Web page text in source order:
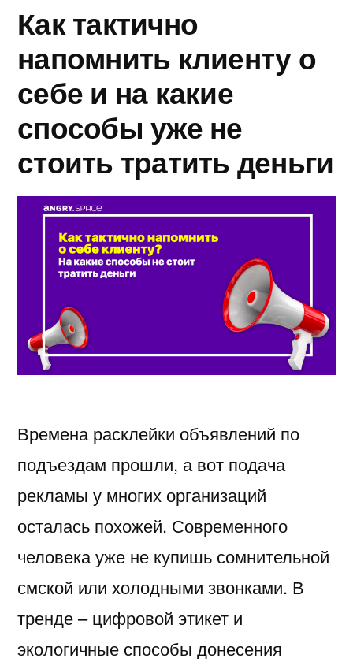
Как тактично
напомнить клиенту о
себе и на какие
способы уже не
стоить тратить деньги
Времена расклейки объявлений по
подъездам прошли, а вот подача
рекламы у многих организаций
осталась похожей. Современного
человека уже не купишь сомнительной
смской или холодными звонками. В
тренде – цифровой этикет и
экологичные способы донесения